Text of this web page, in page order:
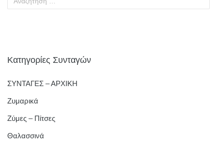
για:
Κατηγορίες Συνταγών
ΣΥΝΤΑΓΕΣ – ΑΡΧΙΚΗ
Ζυμαρικά
Ζύμες – Πίτσες
Θαλασσινά